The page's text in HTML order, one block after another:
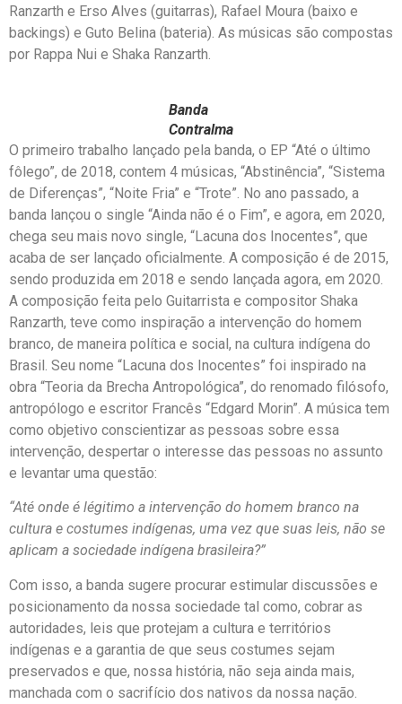
Ranzarth e Erso Alves (guitarras), Rafael Moura (baixo e
backings) e Guto Belina (bateria). As músicas são compostas
por Rappa Nui e Shaka Ranzarth.
Banda
Contralma
O primeiro trabalho lançado pela banda, o EP “Até o último
fôlego”, de 2018, contem 4 músicas, “Abstinência”, “Sistema
de Diferenças”, “Noite Fria” e “Trote”. No ano passado, a
banda lançou o single “Ainda não é o Fim”, e agora, em 2020,
chega seu mais novo single, “Lacuna dos Inocentes”, que
acaba de ser lançado oficialmente. A composição é de 2015,
sendo produzida em 2018 e sendo lançada agora, em 2020.
A composição feita pelo Guitarrista e compositor Shaka
Ranzarth, teve como inspiração a intervenção do homem
branco, de maneira política e social, na cultura indígena do
Brasil. Seu nome “Lacuna dos Inocentes” foi inspirado na
obra “Teoria da Brecha Antropológica”, do renomado filósofo,
antropólogo e escritor Francês “Edgard Morin”. A música tem
como objetivo conscientizar as pessoas sobre essa
intervenção, despertar o interesse das pessoas no assunto
e levantar uma questão:
“Até onde é légitimo a intervenção do homem branco na
cultura e costumes indígenas, uma vez que suas leis, não se
aplicam a sociedade indígena brasileira?”
Com isso, a banda sugere procurar estimular discussões e
posicionamento da nossa sociedade tal como, cobrar as
autoridades, leis que protejam a cultura e territórios
indígenas e a garantia de que seus costumes sejam
preservados e que, nossa história, não seja ainda mais,
manchada com o sacrifício dos nativos da nossa nação.